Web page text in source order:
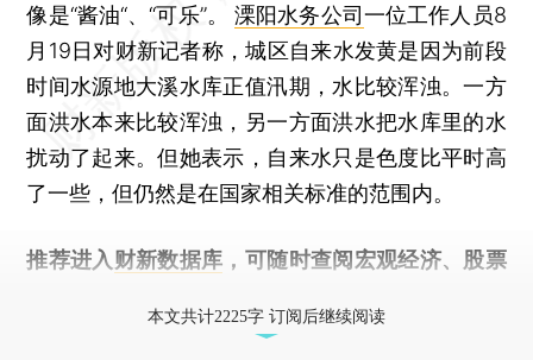
像是“酱油“、“可乐”。溧阳水务公司一位工作人员8
月19日对财新记者称，城区自来水发黄是因为前段
时间水源地大溪水库正值汛期，水比较浑浊。一方
面洪水本来比较浑浊，另一方面洪水把水库里的水
扰动了起来。但她表示，自来水只是色度比平时高
了一些，但仍然是在国家相关标准的范围内。
推荐进入 财新数据库 ，可随时查阅宏观经济、股票
本文共计2225字 订阅后继续阅读